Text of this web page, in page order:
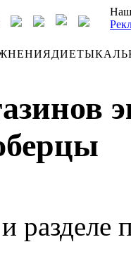
ДИЕТЫ
разделе